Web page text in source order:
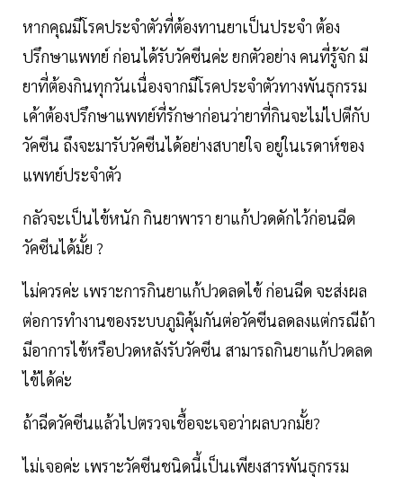
หากคุณมีโรคประจำตัวที่ต้องทานยาเป็นประจำ ต้อง
ปรึกษาแพทย์ ก่อนได้รับวัคซีนค่ะ ยกตัวอย่าง คนที่รู้จัก มี
ยาที่ต้องกินทุกวันเนื่องจากมีโรคประจำตัวทางพันธุกรรม
เค้าต้องปรึกษาแพทย์ที่รักษาก่อนว่ายาที่กินจะไม่ไปตีกับ
วัคซีน ถึงจะมารับวัคซีนได้อย่างสบายใจ อยู่ในเรดาห์ของ
แพทย์ประจำตัว
กลัวจะเป็นไข้หนัก กินยาพารา ยาแก้ปวดดักไว้ก่อนฉีด
วัคซีนได้มั้ย ?
ไม่ควรค่ะ เพราะการกินยาแก้ปวดลดไข้ ก่อนฉีด จะส่งผล
ต่อการทำงานของระบบภูมิคุ้มกันต่อวัคซีนลดลงแต่กรณีถ้า
มีอาการไข้หรือปวดหลังรับวัคซีน สามารถกินยาแก้ปวดลด
ไข้ได้ค่ะ
ถ้าฉีดวัคซีนแล้วไปตรวจเชื้อจะเจอว่าผลบวกมั้ย?
ไม่เจอค่ะ เพราะวัคซีนชนิดนี้เป็นเพียงสารพันธุกรรม